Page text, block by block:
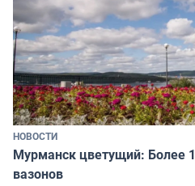
НОВОСТИ
Мурманск цветущий: Более
вазонов